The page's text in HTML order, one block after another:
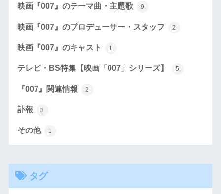
映画『007』のテーマ曲・主題歌 9
映画『007』のプロデューサー・スタッフ 2
映画『007』のキャスト 1
テレビ・BS特集【映画「007」シリーズ】 5
『007』関連情報 2
訃報 3
その他 1
タグ